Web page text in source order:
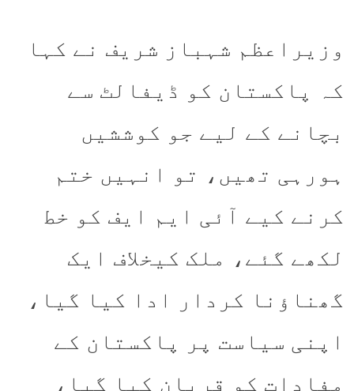
وزیراعظم شہباز شریف نے کہا
کہ پاکستان کو ڈیفالٹ سے
بچانے کے لیے جو کوششیں
ہورہی تھیں، تو انہیں ختم
کرنے کیے آئی ایم ایف کو خط
لکھے گئے، ملک کیخلاف ایک
گھناؤنا کردار ادا کیا گیا،
اپنی سیاست پر پاکستان کے
مفادات کو قربان کیا گیا،